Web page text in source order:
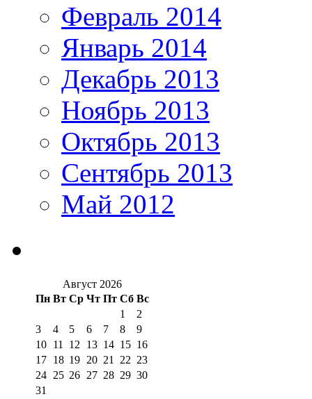
Февраль 2014
Январь 2014
Декабрь 2013
Ноябрь 2013
Октябрь 2013
Сентябрь 2013
Май 2012
Август 2026
Пн Вт Ср Чт Пт Сб Вс
1
2
3
4 5 6 7 8
9
10 11 12 13 14 15 16
17 18 19 20 21 22 23
24 25 26 27 28 29 30
31